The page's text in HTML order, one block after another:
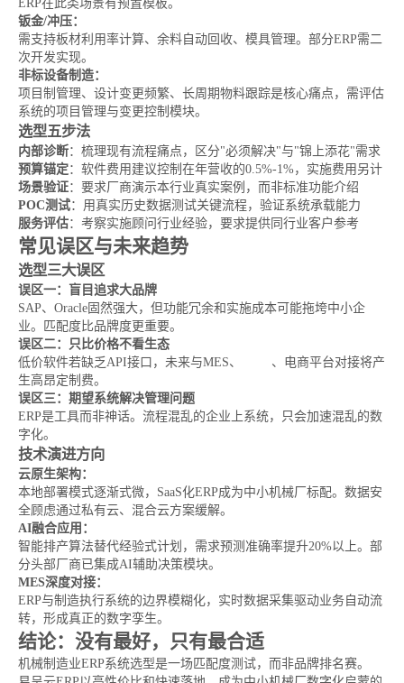
ERP在此类场景有预置模板。
钣金/冲压：
需支持板材利用率计算、余料自动回收、模具管理。部分ERP需二
次开发实现。
非标设备制造：
项目制管理、设计变更频繁、长周期物料跟踪是核心痛点，需评估
系统的项目管理与变更控制模块。
选型五步法
内部诊断：梳理现有流程痛点，区分"必须解决"与"锦上添花"需求
预算锚定：软件费用建议控制在年营收的0.5%-1%，实施费用另计
场景验证：要求厂商演示本行业真实案例，而非标准功能介绍
POC测试：用真实历史数据测试关键流程，验证系统承载能力
服务评估：考察实施顾问行业经验，要求提供同行业客户参考
常见误区与未来趋势
选型三大误区
误区一：盲目追求大品牌
SAP、Oracle固然强大，但功能冗余和实施成本可能拖垮中小企
业。匹配度比品牌度更重要。
误区二：只比价格不看生态
低价软件若缺乏API接口，未来与MES、
、电商平台对接将产
生高昂定制费。
误区三：期望系统解决管理问题
ERP是工具而非神话。流程混乱的企业上系统，只会加速混乱的数
字化。
技术演进方向
云原生架构：
本地部署模式逐渐式微，SaaS化ERP成为中小机械厂标配。数据安
全顾虑通过私有云、混合云方案缓解。
AI融合应用：
智能排产算法替代经验式计划，需求预测准确率提升20%以上。部
分头部厂商已集成AI辅助决策模块。
MES深度对接：
ERP与制造执行系统的边界模糊化，实时数据采集驱动业务自动流
转，形成真正的数字孪生。
结论：没有最好，只有最合适
机械制造业ERP系统选型是一场匹配度测试，而非品牌排名赛。